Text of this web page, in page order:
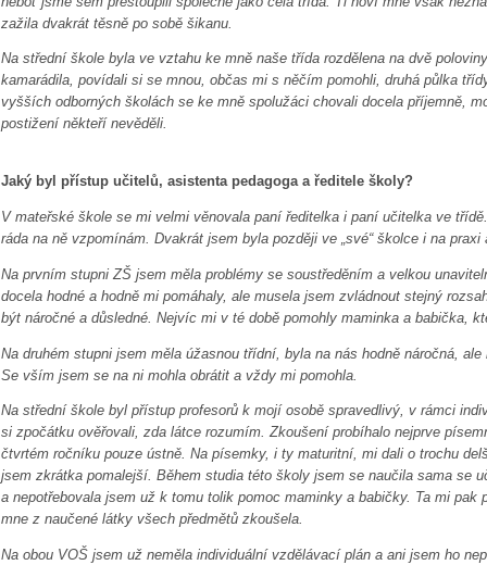
zažila dvakrát těsně po sobě šikanu.
Na střední škole byla ve vztahu ke mně naše třída rozdělena na dvě
kamarádila, povídali si se mnou, občas mi s něčím pomohli, druhá půlka
vyšších odborných školách se ke mně spolužáci chovali docela příjemně,
postižení někteří nevěděli.
Jaký byl přístup učitelů, asistenta pedagoga a ředitele školy?
V mateřské škole se mi velmi věnovala paní ředitelka i paní učitelka ve
ráda na ně vzpomínám. Dvakrát jsem byla později ve „své“ školce i na
Na prvním stupni ZŠ jsem měla problémy se soustředěním a velkou
docela hodné a hodně mi pomáhaly, ale musela jsem zvládnout stejný
být náročné a důsledné. Nejvíc mi v té době pomohly maminka a babička,
Na druhém stupni jsem měla úžasnou třídní, byla na nás hodně náročná,
Se vším jsem se na ni mohla obrátit a vždy mi pomohla.
Na střední škole byl přístup profesorů k mojí osobě spravedlivý, v rámci
si zpočátku ověřovali, zda látce rozumím. Zkoušení probíhalo nejprve
čtvrtém ročníku pouze ústně. Na písemky, i ty maturitní, mi dali o trochu
jsem zkrátka pomalejší. Během studia této školy jsem se naučila sama se
a nepotřebovala jsem už k tomu tolik pomoc maminky a babičky. Ta mi pak
mne z naučené látky všech předmětů zkoušela.
Na obou VOŠ jsem už neměla individuální vzdělávací plán a ani jsem ho